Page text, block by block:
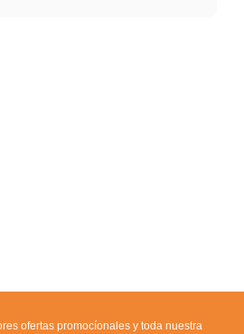
ofertas promocíonales y toda nuestra